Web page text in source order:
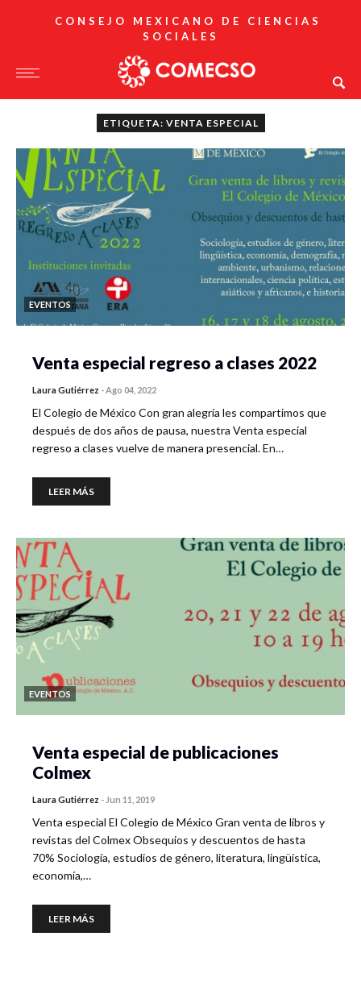
CONSEJO MEXICANO DE CIENCIAS
SOCIALES
ETIQUETA: VENTA ESPECIAL
EVENTOS
Venta especial regreso a clases 2022
Laura Gutiérrez -Ago 04, 2022
El Colegio de México Con gran alegría les compartimos que
después de dos años de pausa, nuestra Venta especial
regreso a clases vuelve de manera presencial. En…
LEER MÁS
EVENTOS
Venta especial de publicaciones
Colmex
Laura Gutiérrez - Jun 11, 2019
Venta especial El Colegio de México Gran venta de libros y
revistas del Colmex Obsequios y descuentos de hasta
70% Sociología, estudios de género, literatura, lingüística,
economía,…
LEER MÁS